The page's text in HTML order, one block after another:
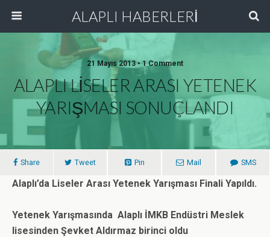
ALAPLI HABERLERİ
21 Mayıs 2013 • 1 Comment
ALAPLI LİSELER ARASI YETENEK
YARIŞMASI SONUÇLANDI
Share Tweet Pin Mail SMS
Alaplı’da Liseler Arası Yetenek Yarışması Finali Yapıldı.
Yetenek Yarışmasında Alaplı İMKB Endüstri Meslek
lisesinden Şevket Aldırmaz birinci oldu